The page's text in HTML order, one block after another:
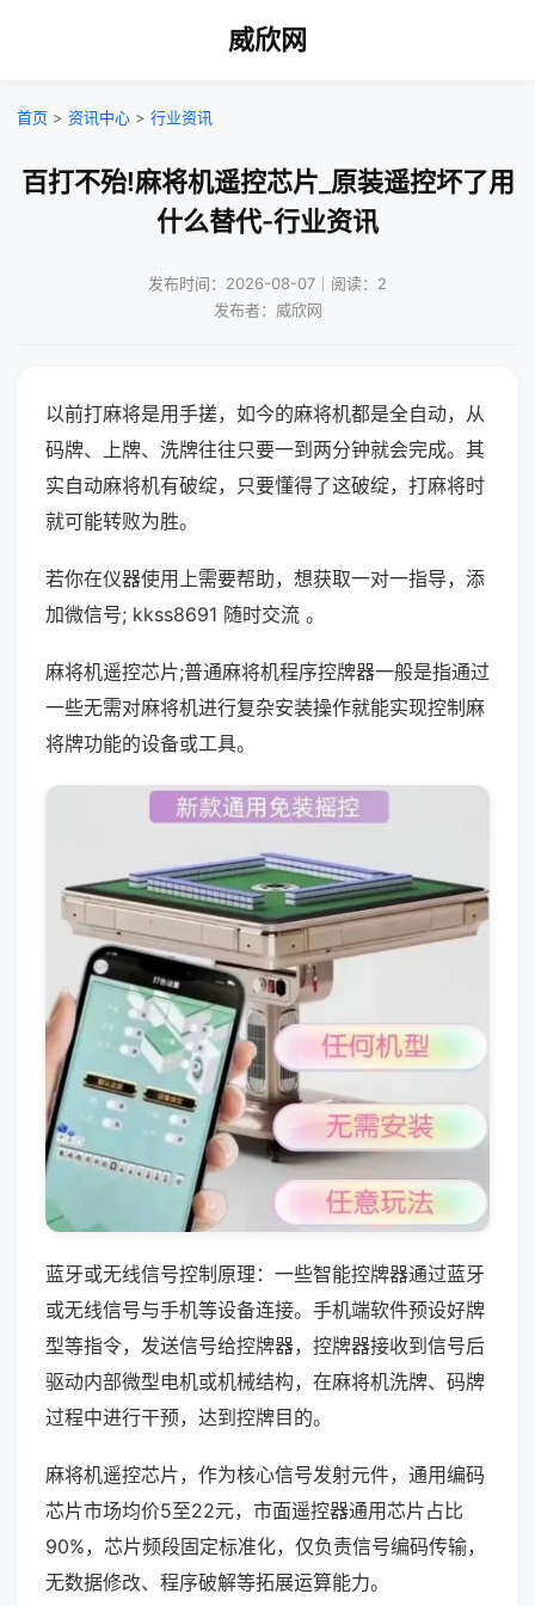
威欣网
首页 > 资讯中心 > 行业资讯
百打不殆!麻将机遥控芯片_原装遥控坏了用
什么替代-行业资讯
发布时间：2026-08-07｜阅读：2
发布者：威欣网
以前打麻将是用手搓，如今的麻将机都是全自动，从
码牌、上牌、洗牌往往只要一到两分钟就会完成。其
实自动麻将机有破绽，只要懂得了这破绽，打麻将时
就可能转败为胜。
若你在仪器使用上需要帮助，想获取一对一指导，添
加微信号; kkss8691 随时交流 。
麻将机遥控芯片;普通麻将机程序控牌器一般是指通过
一些无需对麻将机进行复杂安装操作就能实现控制麻
将牌功能的设备或工具。
蓝牙或无线信号控制原理：一些智能控牌器通过蓝牙
或无线信号与手机等设备连接。手机端软件预设好牌
型等指令，发送信号给控牌器，控牌器接收到信号后
驱动内部微型电机或机械结构，在麻将机洗牌、码牌
过程中进行干预，达到控牌目的。
麻将机遥控芯片，作为核心信号发射元件，通用编码
芯片市场均价5至22元，市面遥控器通用芯片占比
90%，芯片频段固定标准化，仅负责信号编码传输，
无数据修改、程序破解等拓展运算能力。